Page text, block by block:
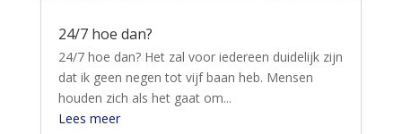
24/7 hoe dan?
24/7 hoe dan? Het zal voor iedereen duidelijk zijn
dat ik geen negen tot vijf baan heb. Mensen
houden zich als het gaat om...
Lees meer